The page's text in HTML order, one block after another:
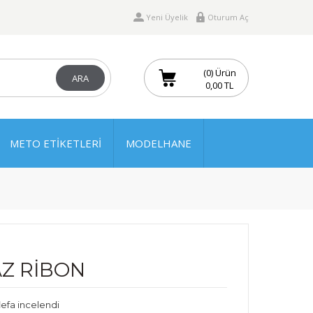
Yeni Üyelik Oturum Aç
ARA
(0) Ürün
0,00 TL
METO ETİKETLERİ MODELHANE
RİBON
incelendi